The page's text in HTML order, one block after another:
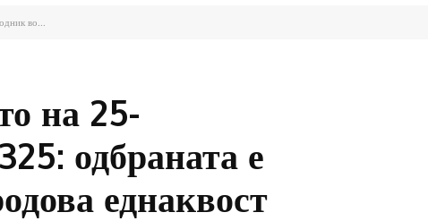
во...
на 25-
одбраната е
еднаквост